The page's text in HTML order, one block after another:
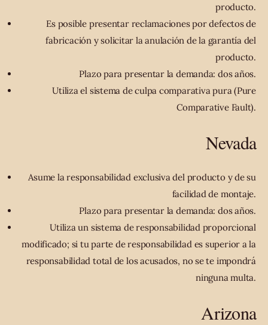
producto.
Es posible presentar reclamaciones por defectos de
fabricación y solicitar la anulación de la garantía del
producto.
Plazo para presentar la demanda: dos años.
Utiliza el sistema de culpa comparativa pura (Pure
Comparative Fault).
Nevada
Asume la responsabilidad exclusiva del producto y de su
facilidad de montaje.
Plazo para presentar la demanda: dos años.
Utiliza un sistema de responsabilidad proporcional
modificado; si tu parte de responsabilidad es superior a la
responsabilidad total de los acusados, no se te impondrá
ninguna multa.
Arizona